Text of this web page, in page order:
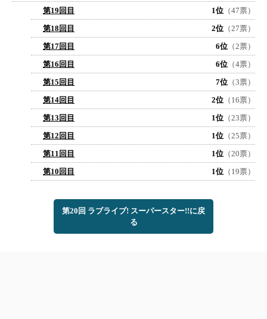
第19回目 1位 （47票）
第18回目
2位 （27票）
第17回目
6位 （2票）
第16回目
6位 （4票）
第15回目
7位 （3票）
第14回目
2位 （16票）
第13回目
1位 （23票）
第12回目
1位 （25票）
第11回目
1位 （20票）
第10回目
1位 （19票）
第20回 ラブライブ! スーパースター!!に戻
る